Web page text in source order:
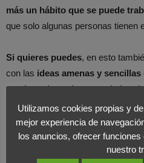
más un hábito que se puede
que solo algunas personas tienen
Si quieres puedes, en esto
con las ideas amenas y sencillas
mucha voluntad y poco de
La falta de creatividad afecta no
también a lalaboraly ademásde
medida tu trabajo. Las
Utilizamos cookies propias y
mejor experiencia de
los anuncios, ofrecer
nuestro